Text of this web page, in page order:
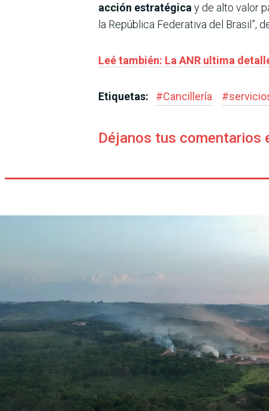
acción estratégica y de alto valor
la República Federativa del Brasil”,
Leé también: La ANR ultima
Etiquetas: #Cancillería #
Déjanos tus comentarios